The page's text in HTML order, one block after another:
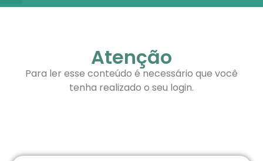
Atenção
Para ler esse conteúdo é necessário que você
tenha realizado o seu login.